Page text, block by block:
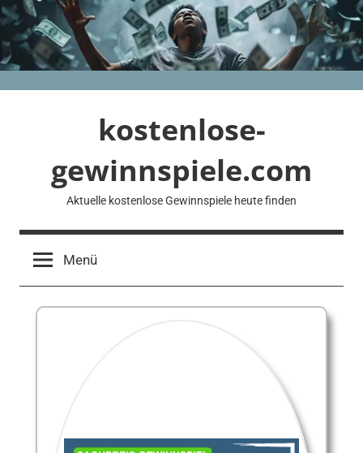
Zum
Inhalt
springen
kostenlose-
gewinnspiele.com
Aktuelle kostenlose Gewinnspiele heute finden
Menü